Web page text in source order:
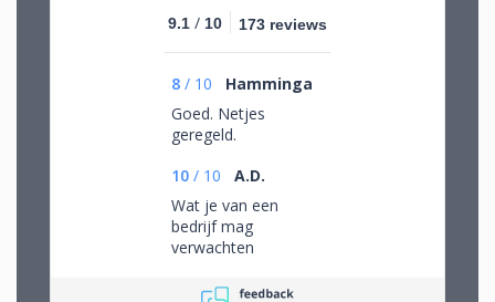
9.1 / 10 173 reviews
8 / 10
Hamminga
Goed. Netjes
geregeld.
10 / 10
A.D.
Wat je van een
bedrijf mag
verwachten